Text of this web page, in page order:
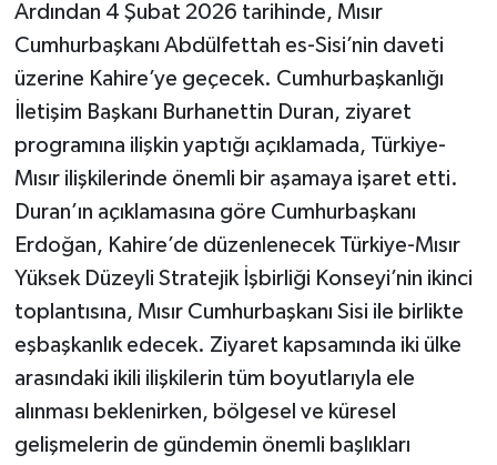
Ardından 4 Şubat 2026 tarihinde, Mısır
Cumhurbaşkanı Abdülfettah es-Sisi’nin daveti
üzerine Kahire’ye geçecek. Cumhurbaşkanlığı
İletişim Başkanı Burhanettin Duran, ziyaret
programına ilişkin yaptığı açıklamada, Türkiye-
Mısır ilişkilerinde önemli bir aşamaya işaret etti.
Duran’ın açıklamasına göre Cumhurbaşkanı
Erdoğan, Kahire’de düzenlenecek Türkiye-Mısır
Yüksek Düzeyli Stratejik İşbirliği Konseyi’nin ikinci
toplantısına, Mısır Cumhurbaşkanı Sisi ile birlikte
eşbaşkanlık edecek. Ziyaret kapsamında iki ülke
arasındaki ikili ilişkilerin tüm boyutlarıyla ele
alınması beklenirken, bölgesel ve küresel
gelişmelerin de gündemin önemli başlıkları